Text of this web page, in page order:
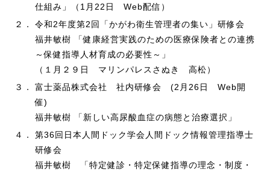
仕組み」（1月22日 Web配信）
２．
令和2年度第2回「かがわ衛生管理者の集い」研修会
福井敏樹 「健康経営実践のための医療保険者との連携
～保健指導人材育成の必要性～」
（１月２９日 マリンパレスさぬき 高松）
３．
富士薬品株式会社 社内研修会 (2月26日 Web開
催)
福井敏樹 「新しい高尿酸血症の病態と治療選択」
４．
第36回日本人間ドック学会人間ドック情報管理指導士
研修会
福井敏樹 「特定健診・特定保健指導の理念・制度・